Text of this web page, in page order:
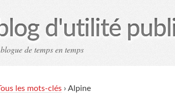
d'utilité
de temps en temps
les mots-clés › Alpine